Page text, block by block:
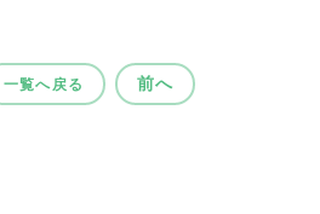
一覧へ戻る 前へ